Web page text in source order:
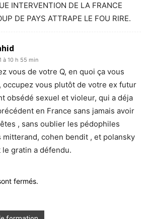
INTERVENTION DE LA FRANCE
DE PAYS ATTRAPE LE FOU RIRE.
à 10 h 55 min
vous de votre Q, en quoi ça vous
occupez vous plutôt de votre ex futur
obsédé sexuel et violeur, qui a déja
en France sans jamais avoir
, sans oublier les pédophiles
mitterand, cohen bendit , et polansky
gratin a défendu.
fermés.